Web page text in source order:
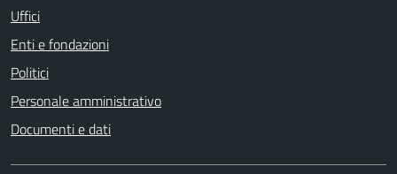
Uffici
Enti e fondazioni
Politici
Personale amministrativo
Documenti e dati